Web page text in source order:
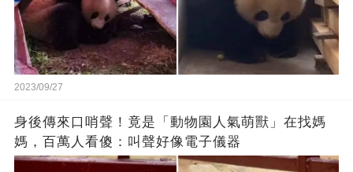
2023/09/27
身後傳來口哨聲！竟是「動物園人氣萌獸」在找媽
媽，百萬人看傻：叫聲好像電子儀器